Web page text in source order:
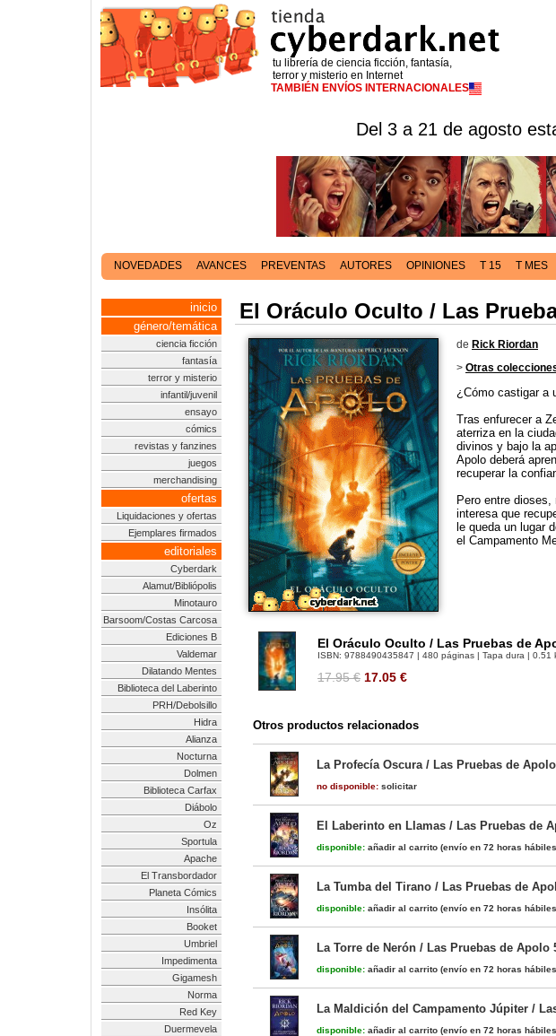
tu librería de ciencia ficción, fantasía,
terror y misterio en Internet
TAMBIÉN ENVÍOS INTERNACIONALES
Del 3 a 21 de agosto
NOVEDADES AVANCES PREVENTAS AUTORES OPINIONES T 15 T MES
inicio
género/temática
ciencia ficción
fantasía
terror y misterio
infantil/juvenil
ensayo
cómics
revistas y fanzines
juegos
merchandising
ofertas
Liquidaciones y ofertas
Ejemplares firmados
editoriales
Cyberdark
Alamut/Bibliópolis
Minotauro
Barsoom/Costas Carcosa
Ediciones B
Valdemar
Dilatando Mentes
Biblioteca del Laberinto
PRH/Debolsillo
Hidra
Alianza
Nocturna
Dolmen
Biblioteca Carfax
Diábolo
Oz
Sportula
Apache
El Transbordador
Planeta Cómics
Insólita
Booket
Umbriel
Impedimenta
Gigamesh
Norma
Red Key
Duermevela
El Oráculo Oculto / Las
de Rick Riordan
> Otras
¿Cómo castigar a
Tras enfurecer a
aterriza en la
divinos y bajo la
Apolo deberá
recuperar la
Pero entre
interesa que
le queda un lugar
el Campamento
El Oráculo Oculto / Las Pruebas de
ISBN: 9788490435847 | 480 páginas | Tapa dura | 0.51
17.95 € 17.05 €
Otros productos relacionados
La Profecía Oscura / Las Pruebas de
no disponible: solicitar
El Laberinto en Llamas / Las Pruebas de
disponible: añadir al carrito (envío en 72 horas
La Tumba del Tirano / Las Pruebas de
disponible: añadir al carrito (envío en 72 horas
La Torre de Nerón / Las Pruebas de Apolo
disponible: añadir al carrito (envío en 72 horas
La Maldición del Campamento Júpiter /
disponible: añadir al carrito (envío en 72 horas